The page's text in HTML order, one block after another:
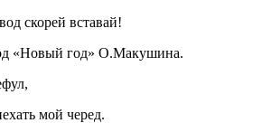
скорей вставай!
«Новый год» О.Макушина.
мой черед.